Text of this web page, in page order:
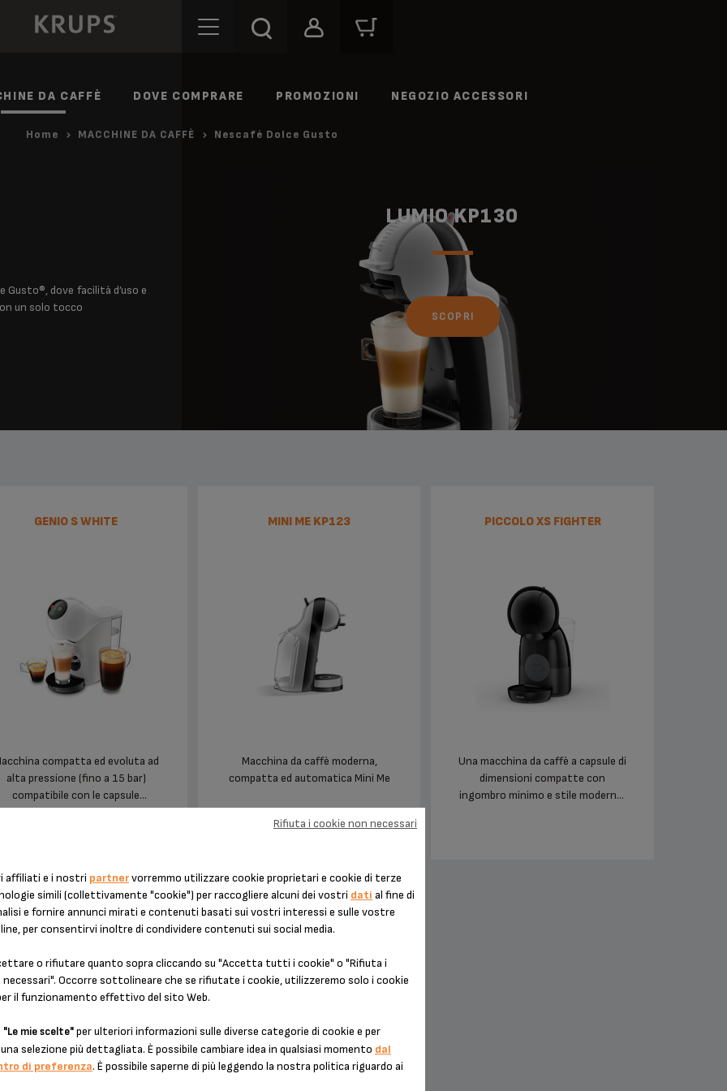
DA CAFFÈ DOVE COMPRARE PROMOZIONI NEGOZIO ACCESSORI
Home MACCHINE DA CAFFÈ Nescafé Dolce Gusto
Gusto®, dove facilità d’uso e
un solo tocco
LUMIO KP130
SCOPRI
GENIO S WHITE
compatta ed evoluta ad
alta pressione (fino a 15 bar)
compatibile con le capsule
Dolce Gusto®, eroga un
MINI ME KP123
Macchina da caffè moderna,
compatta ed automatica Mini Me
PICCOLO XS FIGHTER
Una macchina da caffè a capsule di
dimensioni compatte con
ingombro minimo e stile moderno.
GENIO S PLUS KP3408 GENIO S TAUPE
affiliati e i nostri partnervorremmo utilizzare cookie proprietari e cookie di terze
simili (collettivamente "cookie") per raccogliere alcuni dei vostri dati al fine di
e fornire annunci mirati e contenuti basati sui vostri interessi e sulle vostre
per consentirvi inoltre di condividere contenuti sui social media.
o rifiutare quanto sopra cliccando su "Accetta tutti i cookie" o "Rifiuta i
necessari". Occorre sottolineare che se rifiutate i cookie, utilizzeremo solo i cookie
il funzionamento effettivo del sito Web.
"Le mie scelte"per ulteriori informazioni sulle diverse categorie di cookie e per
selezione più dettagliata. È possibile cambiare idea in qualsiasi momento dal
di preferenza. È possibile saperne di più leggendo la nostra politica riguardo ai
Rifiuta i cookie non necessari